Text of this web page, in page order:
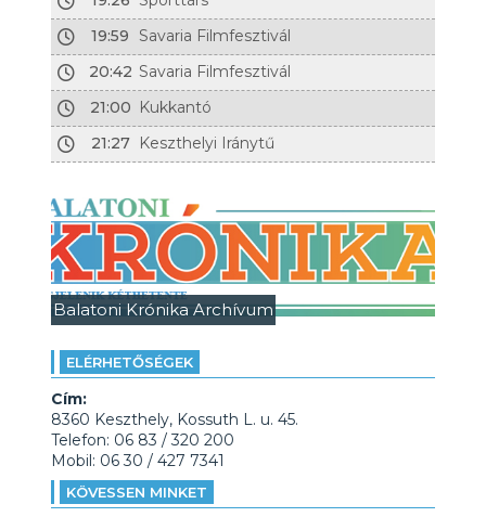
19:59
Savaria Filmfesztivál
20:42 Savaria Filmfesztivál
21:00 Kukkantó
21:27 Keszthelyi Iránytű
Balatoni Krónika Archívum
ELÉRHETŐSÉGEK
Cím:
8360 Keszthely, Kossuth L. u. 45.
Telefon: 06 83 / 320 200
Mobil: 06 30 / 427 7341
KÖVESSEN MINKET